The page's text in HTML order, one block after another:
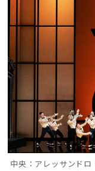
中央：アレッサンド